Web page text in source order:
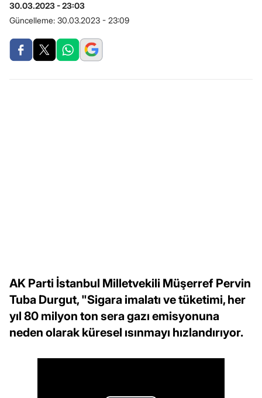
30.03.2023 - 23:03
Güncelleme: 30.03.2023 - 23:09
AK Parti İstanbul Milletvekili Müşerref Pervin
Tuba Durgut, "Sigara imalatı ve tüketimi, her
yıl 80 milyon ton sera gazı emisyonuna
neden olarak küresel ısınmayı hızlandırıyor.